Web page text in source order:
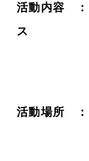
活動内容 ：
ス
活動場所